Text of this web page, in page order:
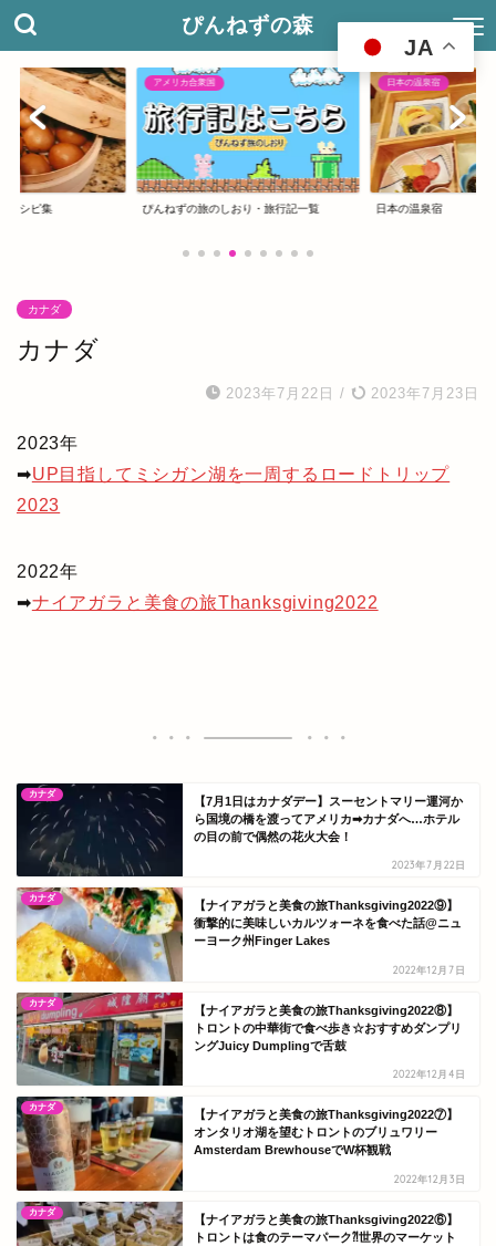
ぴんねずの森
レシピ集
アメリカ合衆国
ぴんねずの旅のしおり・旅行記一覧
日本の温泉宿
日本の温泉宿
カナダ
カナダ
2023年7月22日 / 2023年7月23日
2023年
➡UP目指してミシガン湖を一周するロードトリップ
2023
2022年
➡ナイアガラと美食の旅Thanksgiving2022
カナダ
【7月1日はカナダデー】スーセントマリー運河か
ら国境の橋を渡ってアメリカ➡カナダへ…ホテル
の目の前で偶然の花火大会！
2023年7月22日
カナダ
【ナイアガラと美食の旅Thanksgiving2022⑨】
衝撃的に美味しいカルツォーネを食べた話@ニュ
ーヨーク州Finger Lakes
2022年12月7日
カナダ
【ナイアガラと美食の旅Thanksgiving2022⑧】
トロントの中華街で食べ歩き☆おすすめダンプリ
ングJuicy Dumplingで舌鼓
2022年12月4日
カナダ
【ナイアガラと美食の旅Thanksgiving2022⑦】
オンタリオ湖を望むトロントのブリュワリー
Amsterdam BrewhouseでW杯観戦
2022年12月3日
カナダ
【ナイアガラと美食の旅Thanksgiving2022⑥】
トロントは食のテーマパーク⁈世界のマーケット
JA